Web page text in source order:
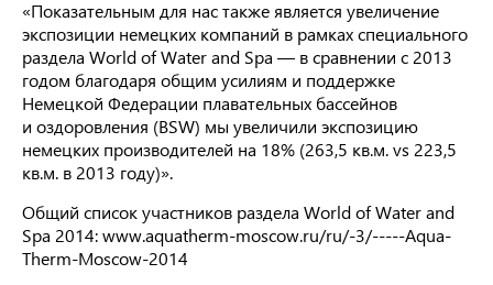
«Показательным для нас также является увеличение
экспозиции немецких компаний в рамках специального
раздела World of Water and Spa — в сравнении с 2013
годом благодаря общим усилиям и поддержке
Немецкой Федерации плавательных бассейнов
и оздоровления (BSW) мы увеличили экспозицию
немецких производителей на 18% (263,5 кв.м. vs 223,5
кв.м. в 2013 году)».
Общий список участников раздела World of Water and
Spa 2014: www.aquatherm-moscow.ru/ru/-3/-----Aqua-
Therm-Moscow-2014